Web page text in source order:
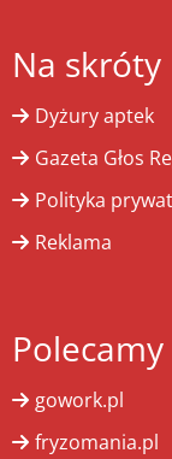
Na skróty
Dyżury aptek
Gazeta Głos
Polityka
Reklama
Polecamy
gowork.pl
fryzomania.pl